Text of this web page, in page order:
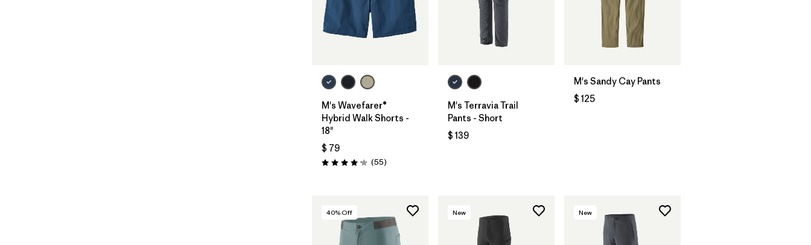
M's Wavefarer®
Hybrid Walk Shorts -
18"
$ 79
Valoración: 4.1 / 5
(55Comentarios
)
M's Terravia Trail
Pants - Short
$ 139
M's Sandy Cay Pants
$ 125
40% Off New New